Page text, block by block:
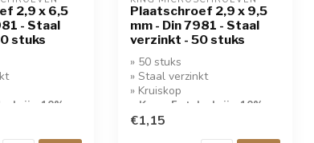
2,9 x 6,5
- Staal
stuks
krijg 10%
Plaatschroef 2,9 x 9,5
mm - Din 7981 - Staal
verzinkt - 50 stuks
» 50 stuks
» Staal verzinkt
» Kruiskop
» Koop 5 stuks krijg 10%
korting!
€1,15